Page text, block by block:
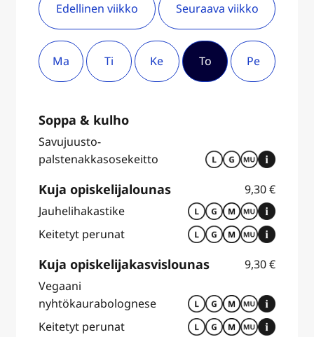
Edellinen viikko
Ma Ti Ke To Pe
Seuraava viikko
Soppa & kulho
Savujuusto-
palstenakkasosekeitto
Kuja opiskelijalounas 9,30€
Jauhelihakastike
Keitetyt perunat
Kuja opiskelijakasvislounas 9,30€
Vegaani
nyhtökaurabolognese
Keitetyt perunat